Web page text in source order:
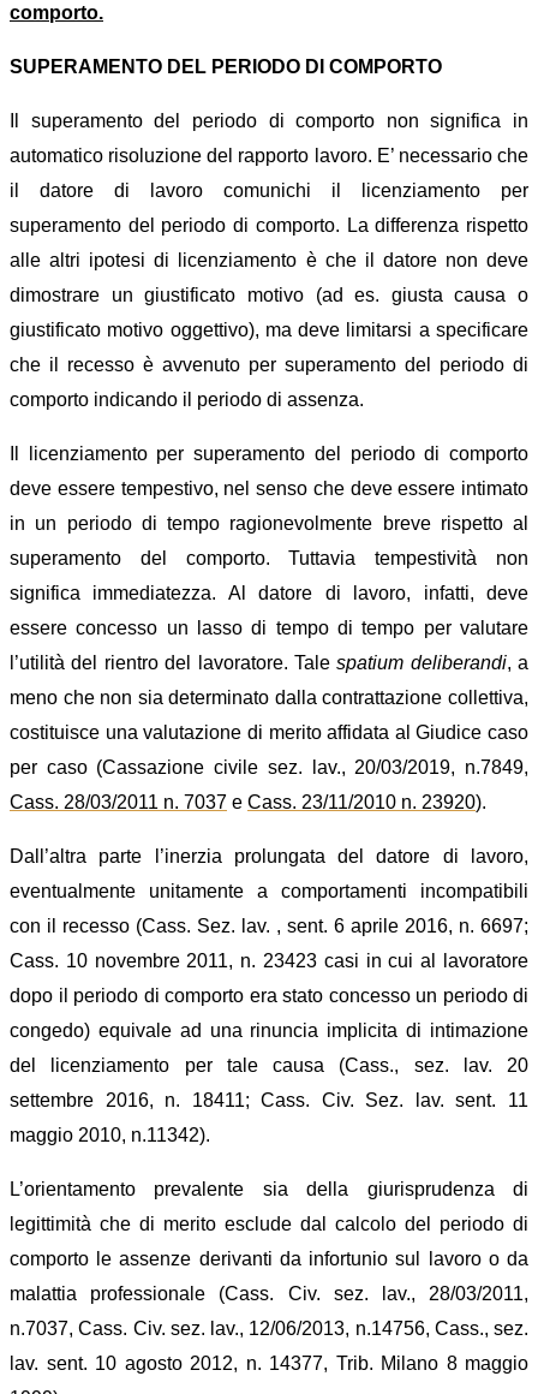
comporto.
SUPERAMENTO DEL PERIODO DI COMPORTO
Il superamento del periodo di comporto non significa in
automatico risoluzione del rapporto lavoro. E’ necessario che
il datore di lavoro comunichi il licenziamento per
superamento del periodo di comporto. La differenza rispetto
alle altri ipotesi di licenziamento è che il datore non deve
dimostrare un giustificato motivo (ad es. giusta causa o
giustificato motivo oggettivo), ma deve limitarsi a specificare
che il recesso è avvenuto per superamento del periodo di
comporto indicando il periodo di assenza.
Il licenziamento per superamento del periodo di comporto
deve essere tempestivo, nel senso che deve essere intimato
in un periodo di tempo ragionevolmente breve rispetto al
superamento del comporto.Tuttavia tempestività non
significa immediatezza. Al datore di lavoro, infatti, deve
essere concesso un lasso di tempo di tempo per valutare
l’utilità del rientro del lavoratore. Talespatium deliberandi, a
meno che non sia determinato dalla contrattazione collettiva,
costituisce una valutazione di merito affidata al Giudice caso
per caso (Cassazione civile sez. lav., 20/03/2019, n.7849,
Cass. 28/03/2011 n. 7037 e Cass. 23/11/2010 n. 23920).
Dall’altra parte l’inerzia prolungata del datore di lavoro,
eventualmente unitamente a comportamenti incompatibili
con il recesso (Cass. Sez. lav. , sent. 6 aprile 2016, n. 6697;
Cass. 10 novembre 2011, n. 23423 casi in cui al lavoratore
dopo il periodo di comporto era stato concesso un periodo di
congedo) equivale ad una rinuncia implicita di intimazione
del licenziamento per tale causa (Cass., sez. lav. 20
settembre 2016, n. 18411; Cass. Civ. Sez. lav. sent. 11
maggio 2010, n.11342).
L’orientamento prevalente sia della giurisprudenza di
legittimità che di merito esclude dal calcolo del periodo di
comporto le assenze derivanti da infortunio sul lavoro o da
malattia professionale (Cass. Civ. sez. lav., 28/03/2011,
n.7037, Cass. Civ. sez. lav., 12/06/2013, n.14756, Cass., sez.
lav. sent. 10 agosto 2012, n. 14377, Trib. Milano 8 maggio